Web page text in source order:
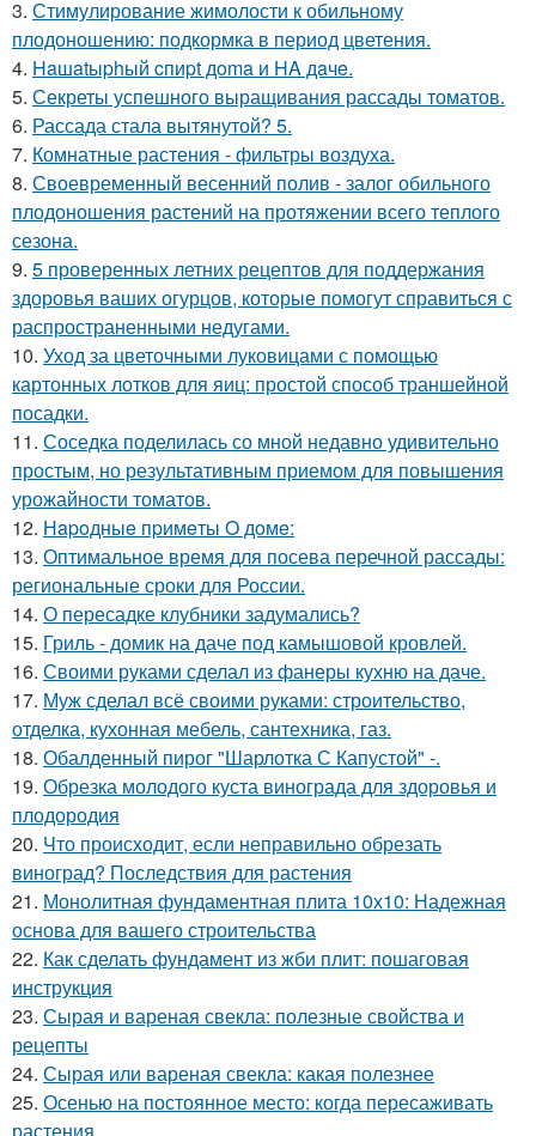
3. Стимулирование жимолости к обильному
плодоношению: подкормка в период цветения.
4. Haшatыphый cпиpt дoma и HA дaчe.
5. Секреты успешного выращивания рассады томатов.
6. Рассада стала вытянутой? 5.
7. Комнатные растения - фильтры воздуха.
8. Своевременный весенний полив - залог обильного
плодоношения растений на протяжении всего теплого
сезона.
9. 5 проверенных летних рецептов для поддержания
здоровья ваших огурцов, которые помогут справиться с
распространенными недугами.
10. Уход за цветочными луковицами с помощью
картонных лотков для яиц: простой способ траншейной
посадки.
11. Соседка поделилась со мной недавно удивительно
простым, но результативным приемом для повышения
урожайности томатов.
12. Нapoдныe пpимeты O дoмe:
13. Оптимальное время для посева перечной рассады:
региональные сроки для России.
14. О пересадке клубники задумались?
15. Гриль - домик на даче под камышовой кровлей.
16. Своими руками сделал из фанеры кухню на даче.
17. Муж сделал всё своими руками: строительство,
отделка, кухонная мебель, сантехника, газ.
18. Обалденный пирог "Шарлотка С Капустой" -.
19. Обрезка молодого куста винограда для здоровья и
плодородия
20. Что происходит, если неправильно обрезать
виноград? Последствия для растения
21. Монолитная фундаментная плита 10х10: Надежная
основа для вашего строительства
22. Как сделать фундамент из жби плит: пошаговая
инструкция
23. Сырая и вареная свекла: полезные свойства и
рецепты
24. Сырая или вареная свекла: какая полезнее
25. Осенью на постоянное место: когда пересаживать
растения